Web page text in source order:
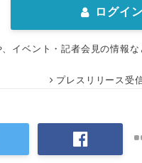
ログイン
イベント・記者会見の情報
プレスリリース受